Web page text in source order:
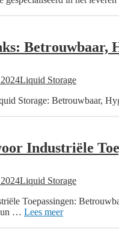
Betrouwbaar,
Author
Liquid Storage
Storage: Betrouwbaar,
Industriële
Author
Liquid Storage
Toepassingen:
… Lees meerVloeistoftanks